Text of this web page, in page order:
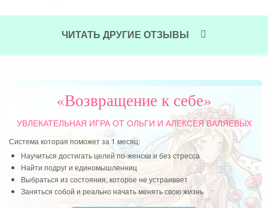
ЧИТАТЬ ДРУГИЕ ОТЗЫВЫ
«Возвращение к себе»
УВЛЕКАТЕЛЬНАЯ ИГРА ОТ ОЛЬГИ И АЛЕКСЕЯ ВАЛЯЕВЫХ
Система которая поможет за 1 месяц:
Научиться достигать целей по-женски и без стресса
Найти подруг и единомышленниц
Выбраться из состояния, которое не устраивает
Заняться собой и реально начать менять свою жизнь